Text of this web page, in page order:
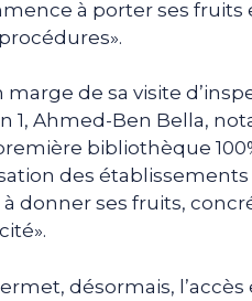
à porter ses fruits
de sa visite
1, Ahmed-Ben Bella,
bibliothèque
des
donner ses fruits,
désormais, l’accès